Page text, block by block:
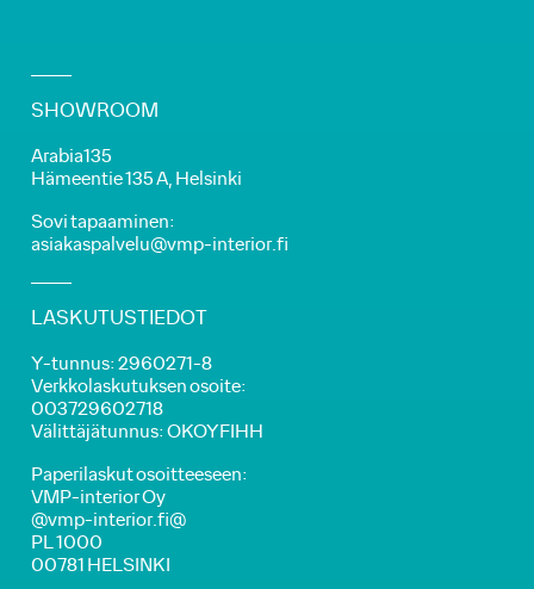
SHOWROOM
Arabia135
Hämeentie 135 A, Helsinki
Sovi tapaaminen:
asiakaspalvelu@vmp-interior.fi
LASKUTUSTIEDOT
Y-tunnus: 2960271-8
Verkkolaskutuksen osoite:
003729602718
Välittäjätunnus: OKOYFIHH
Paperilaskut osoitteeseen:
VMP-interior Oy
@vmp-interior.fi@
PL 1000
00781 HELSINKI